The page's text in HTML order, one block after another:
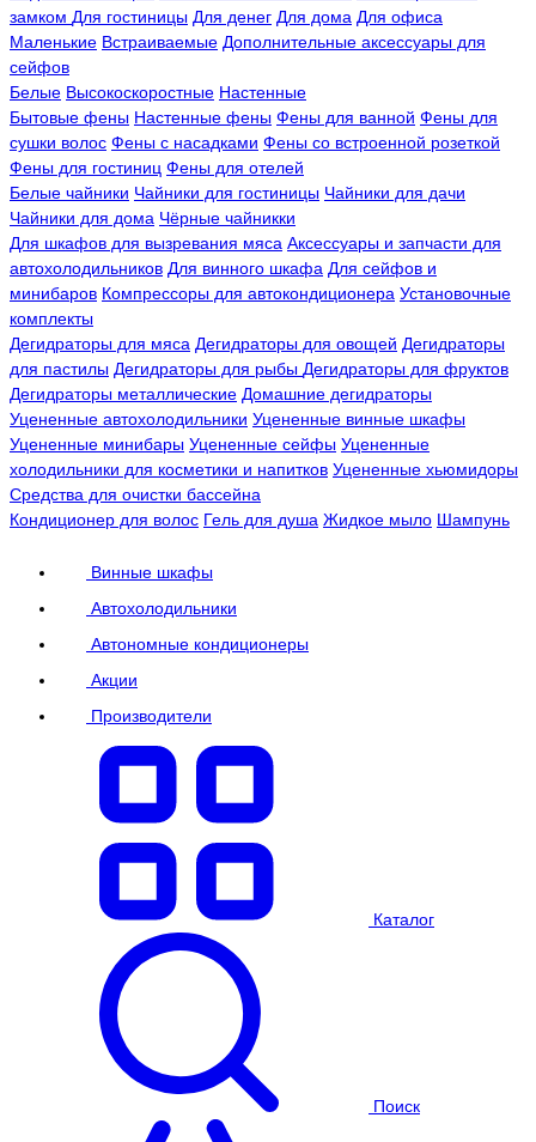
замком Для гостиницы Для денег Для дома Для офиса
Маленькие Встраиваемые Дополнительные аксессуары для
сейфов
Белые Высокоскоростные Настенные
Бытовые фены Настенные фены Фены для ванной Фены для
сушки волос Фены с насадками Фены со встроенной розеткой
Фены для гостиниц Фены для отелей
Белые чайники Чайники для гостиницы Чайники для дачи
Чайники для дома Чёрные чайникки
Для шкафов для вызревания мяса Аксессуары и запчасти для
автохолодильников Для винного шкафа Для сейфов и
минибаров Компрессоры для автокондиционера Установочные
комплекты
Дегидраторы для мяса Дегидраторы для овощей Дегидраторы
для пастилы Дегидраторы для рыбы Дегидраторы для фруктов
Дегидраторы металлические Домашние дегидраторы
Уцененные автохолодильники Уцененные винные шкафы
Уцененные минибары Уцененные сейфы Уцененные
холодильники для косметики и напитков Уцененные хьюмидоры
Средства для очистки бассейна
Кондиционер для волос Гель для душа Жидкое мыло Шампунь
Винные шкафы
Автохолодильники
Автономные кондиционеры
Акции
Производители
Каталог
Поиск